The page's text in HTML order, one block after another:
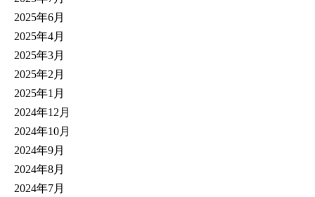
2025年6月
2025年4月
2025年3月
2025年2月
2025年1月
2024年12月
2024年10月
2024年9月
2024年8月
2024年7月